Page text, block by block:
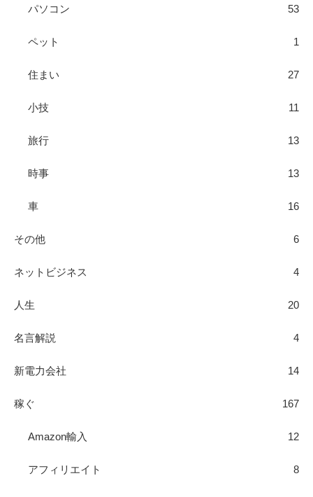
パソコン 53
ペット 1
住まい 27
小技 11
旅行 13
時事 13
車 16
その他 6
ネットビジネス 4
人生 20
名言解説 4
新電力会社 14
稼ぐ 167
Amazon輸入 12
アフィリエイト 8